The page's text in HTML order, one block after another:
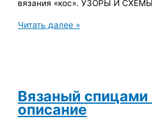
вязания «кос». УЗОРЫ И
Кардиган
кос
спицами,
описание
Читать далее »
Вязаный спицами
описание